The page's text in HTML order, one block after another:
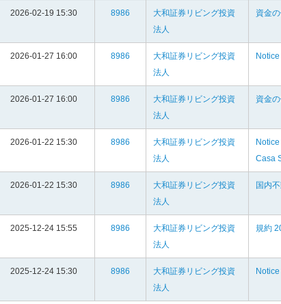
2026-02-19 15:30 8986
大和証券リビング投資
法人
資金
2026-01-27 16:00 8986
大和証券リビング投資
法人
2026-01-27 16:00 8986
大和証券リビング投資
法人
資金
2026-01-22 15:30 8986
大和証券リビング投資
法人
Casa
2026-01-22 15:30 8986
大和証券リビング投資
法人
国内
2025-12-24 15:55 8986
大和証券リビング投資
法人
規約
2025-12-24 15:30 8986
大和証券リビング投資
法人